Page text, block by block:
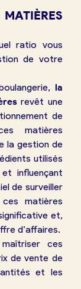
ratio vous
de votre
la
revêt une
de
matières
la gestion de
utilisés
influençant
de surveiller
matières
et,
d’affaires.
ces
de vente de
et les